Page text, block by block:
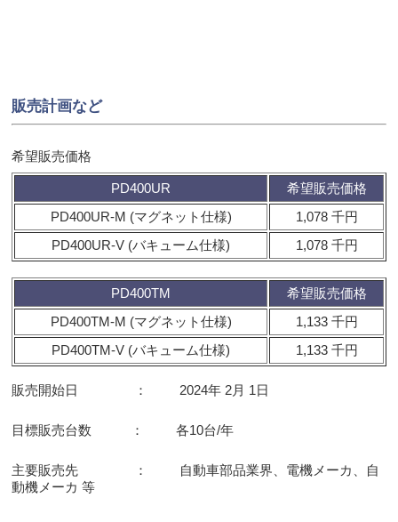
販売計画など
希望販売価格
PD400UR
希望販売価格
PD400UR-M (マグネット仕様)
1,078 千円
PD400UR-V (バキューム仕様)
1,078 千円
PD400TM
希望販売価格
PD400TM-M (マグネット仕様)
1,133 千円
PD400TM-V (バキューム仕様)
1,133 千円
販売開始日 ： 2024年 2月 1日
目標販売台数 ： 各10台/年
主要販売先 ： 自動車部品業界、電機メーカ、自
動機メーカ 等